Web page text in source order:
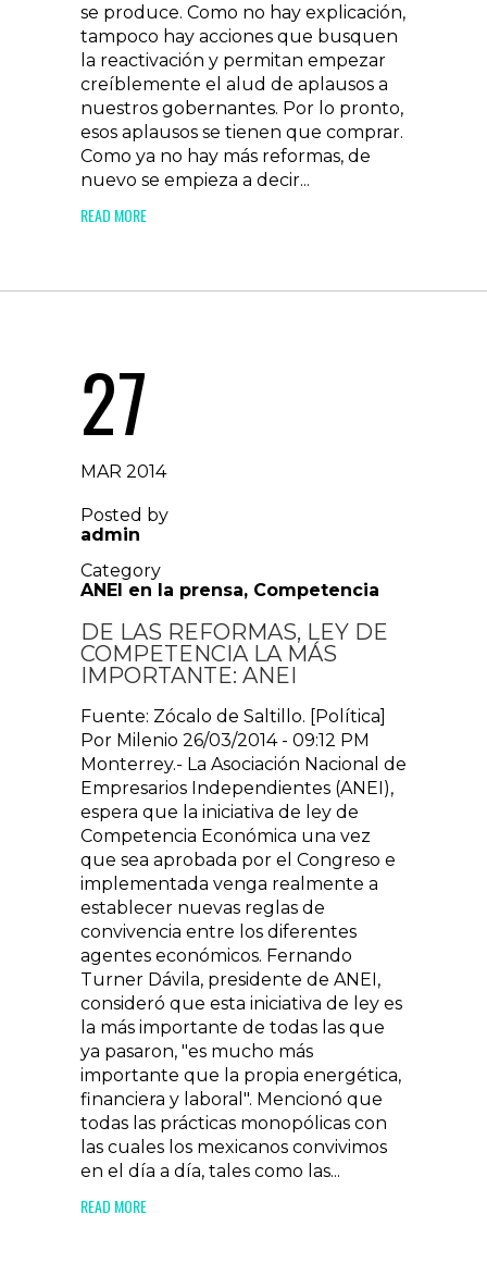
se produce. Como no hay explicación,
tampoco hay acciones que busquen
la reactivación y permitan empezar
creíblemente el alud de aplausos a
nuestros gobernantes. Por lo pronto,
esos aplausos se tienen que comprar.
Como ya no hay más reformas, de
nuevo se empieza a decir...
READ MORE
27
MAR 2014
Posted by
admin
Category
ANEI en la prensa, Competencia
DE LAS REFORMAS, LEY DE
COMPETENCIA LA MÁS
IMPORTANTE: ANEI
Fuente: Zócalo de Saltillo. [Política]
Por Milenio 26/03/2014 - 09:12 PM
Monterrey.- La Asociación Nacional de
Empresarios Independientes (ANEI),
espera que la iniciativa de ley de
Competencia Económica una vez
que sea aprobada por el Congreso e
implementada venga realmente a
establecer nuevas reglas de
convivencia entre los diferentes
agentes económicos. Fernando
Turner Dávila, presidente de ANEI,
consideró que esta iniciativa de ley es
la más importante de todas las que
ya pasaron, "es mucho más
importante que la propia energética,
financiera y laboral". Mencionó que
todas las prácticas monopólicas con
las cuales los mexicanos convivimos
en el día a día, tales como las...
READ MORE